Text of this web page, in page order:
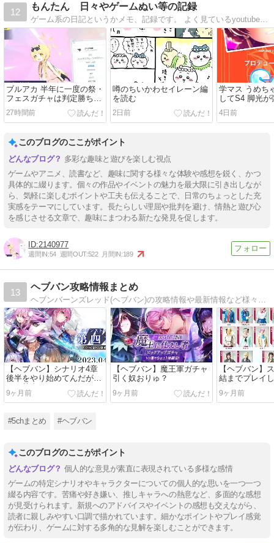
12
もんたん 日々やゲームぬい等の記録
ゲーム系の日記というかメモ、記録です。 よく見ているyoutubeゲームチャンネルや、ブルアカ、学マスなど ※学マスぬい写真もたまに
ブルアカ 半年に一度の祭・
フェスガチャは判定勝ちか
27時間前
噂のちいかわセイレーン編
を読む
2日前
学マス うめち
してS4 脚光が
4日前
このブログのここがポイント
多彩な趣味と遊びを楽しむ視点
ゲームやアニメ、読書など、趣味に関する様々な体験や感想を鋭く、かつ
具体的に綴ります。個々の作品やイベントの魅力を最大限に引き出しなが
ら、気軽に楽しむポイントや工夫も伝えることで、日常のちょっとした充
実感をテーマにしています。長たらしい理屈や批判を避け、情熱と遊び心
を感じさせる文章で、趣味にまつわる新たな発見を促します。
2140977
週間IN:54 週間OUT:522 月間IN:189
13
ヘブバン攻略情報まとめ
【ヘブバン】シナリオ4章
後半をやり始めてんだがマ
ジで苦痛だわ…
9ヶ月前
【ヘブバン】魔王軍ガチャ
引く奴おりゅ？
9ヶ月前
【ヘブバン】
結までプレイ
台を観に行っ
ぞ！
9ヶ月前
#5chまとめ #ヘブバン
このブログのここがポイント
個人的な意見が素直に表現されている多様な感情
ゲームの特定シナリオやキャラクターについての個人的な思いを一つ一つ
綴る内容です。苦痛や好き嫌い、推しキャラへの熱意など、多面的な感想
が見受けられます。新規へのアドバイスやイベントの感想も交えながら、
読者に親しみやすい口調で描かれています。細かなポイントやプレイ感覚
が伝わり、ゲームに対する多角的な見解を楽しむことができます。